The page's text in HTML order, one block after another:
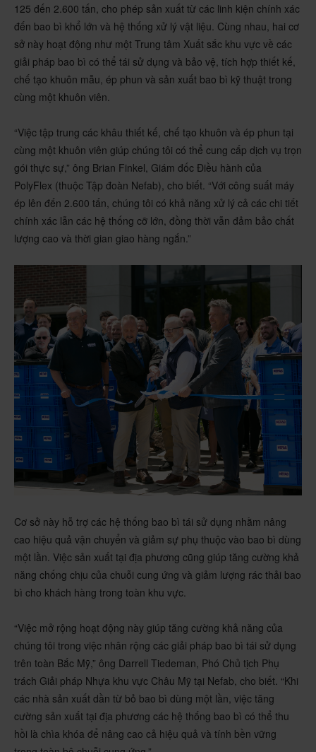
125 đến 2.600 tấn, cho phép sản xuất từ các linh kiện chính xác
đến bao bì khổ lớn và hệ thống xử lý vật liệu. Cùng nhau, hai cơ
sở này hoạt động như một Trung tâm Xuất sắc khu vực về các
giải pháp bao bì có thể tái sử dụng và bảo vệ, tích hợp thiết kế,
chế tạo khuôn mẫu, ép phun và sản xuất bao bì kỹ thuật trong
cùng một khuôn viên.
“Việc tập trung các khâu thiết kế, chế tạo khuôn và ép phun tại
cùng một khuôn viên giúp chúng tôi có thể cung cấp dịch vụ trọn
gói thực sự,” ông Brian Finkel, Giám đốc Điều hành của
PolyFlex (thuộc Tập đoàn Nefab), cho biết. “Với công suất máy
ép lên đến 2.600 tấn, chúng tôi có khả năng xử lý cả các chi tiết
chính xác lẫn các hệ thống cỡ lớn, đồng thời vẫn đảm bảo chất
lượng cao và thời gian giao hàng ngắn.”
Cơ sở này hỗ trợ các hệ thống bao bì tái sử dụng nhằm nâng
cao hiệu quả vận chuyển và giảm sự phụ thuộc vào bao bì dùng
một lần. Việc sản xuất tại địa phương cũng giúp tăng cường khả
năng chống chịu của chuỗi cung ứng và giảm lượng rác thải bao
bì cho khách hàng trong toàn khu vực.
“Việc mở rộng hoạt động này giúp tăng cường khả năng của
chúng tôi trong việc nhân rộng các giải pháp bao bì tái sử dụng
trên toàn Bắc Mỹ,” ông Darrell Tiedeman, Phó Chủ tịch Phụ
trách Giải pháp Nhựa khu vực Châu Mỹ tại Nefab, cho biết. “Khi
các nhà sản xuất dần từ bỏ bao bì dùng một lần, việc tăng
cường sản xuất tại địa phương các hệ thống bao bì có thể thu
hồi là chìa khóa để nâng cao cả hiệu quả và tính bền vững